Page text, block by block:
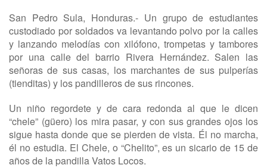
San Pedro Sula, Honduras.- Un grupo de estudiantes
custodiado por soldados va levantando polvo por la calles
y lanzando melodías con xilófono, trompetas y tambores
por una calle del barrio Rivera Hernández. Salen las
señoras de sus casas, los marchantes de sus pulperías
(tienditas) y los pandilleros de sus rincones.
Un niño regordete y de cara redonda al que le dicen
“chele” (güero) los mira pasar, y con sus grandes ojos los
sigue hasta donde que se pierden de vista. Él no marcha,
él no estudia. El Chele, o “Chelito”, es un sicario de 15 de
años de la pandilla Vatos Locos.